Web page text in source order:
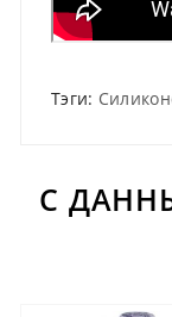
Тэги:
С